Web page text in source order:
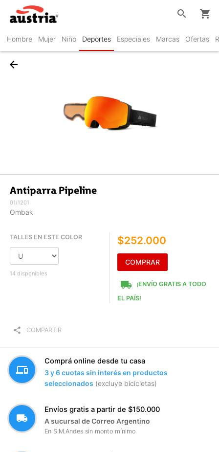
Hombre Mujer Niño Deportes Especiales Marcas Ofertas
search shopping_cart
arrow_back
Antiparra Pipeline
01/1201
Ombak
TALLES EN ESTE COLOR
14 disponibles
$252.000
COMPRAR
local_shipping
¡ENVÍO GRATIS A TODO
EL PAÍS!
share COMPARTIR
devices
Comprá online desde tu casa
3 y 6 cuotas sin interés en productos
seleccionados (excluye bicicletas)
local_shipping
Envíos gratis a partir de $150.000
A sucursal de Correo Argentino
En S.M.Andes sin monto mínimo